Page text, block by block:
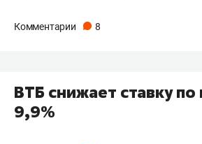
Комментарии 8
ВТБ снижает ставку
9,9%